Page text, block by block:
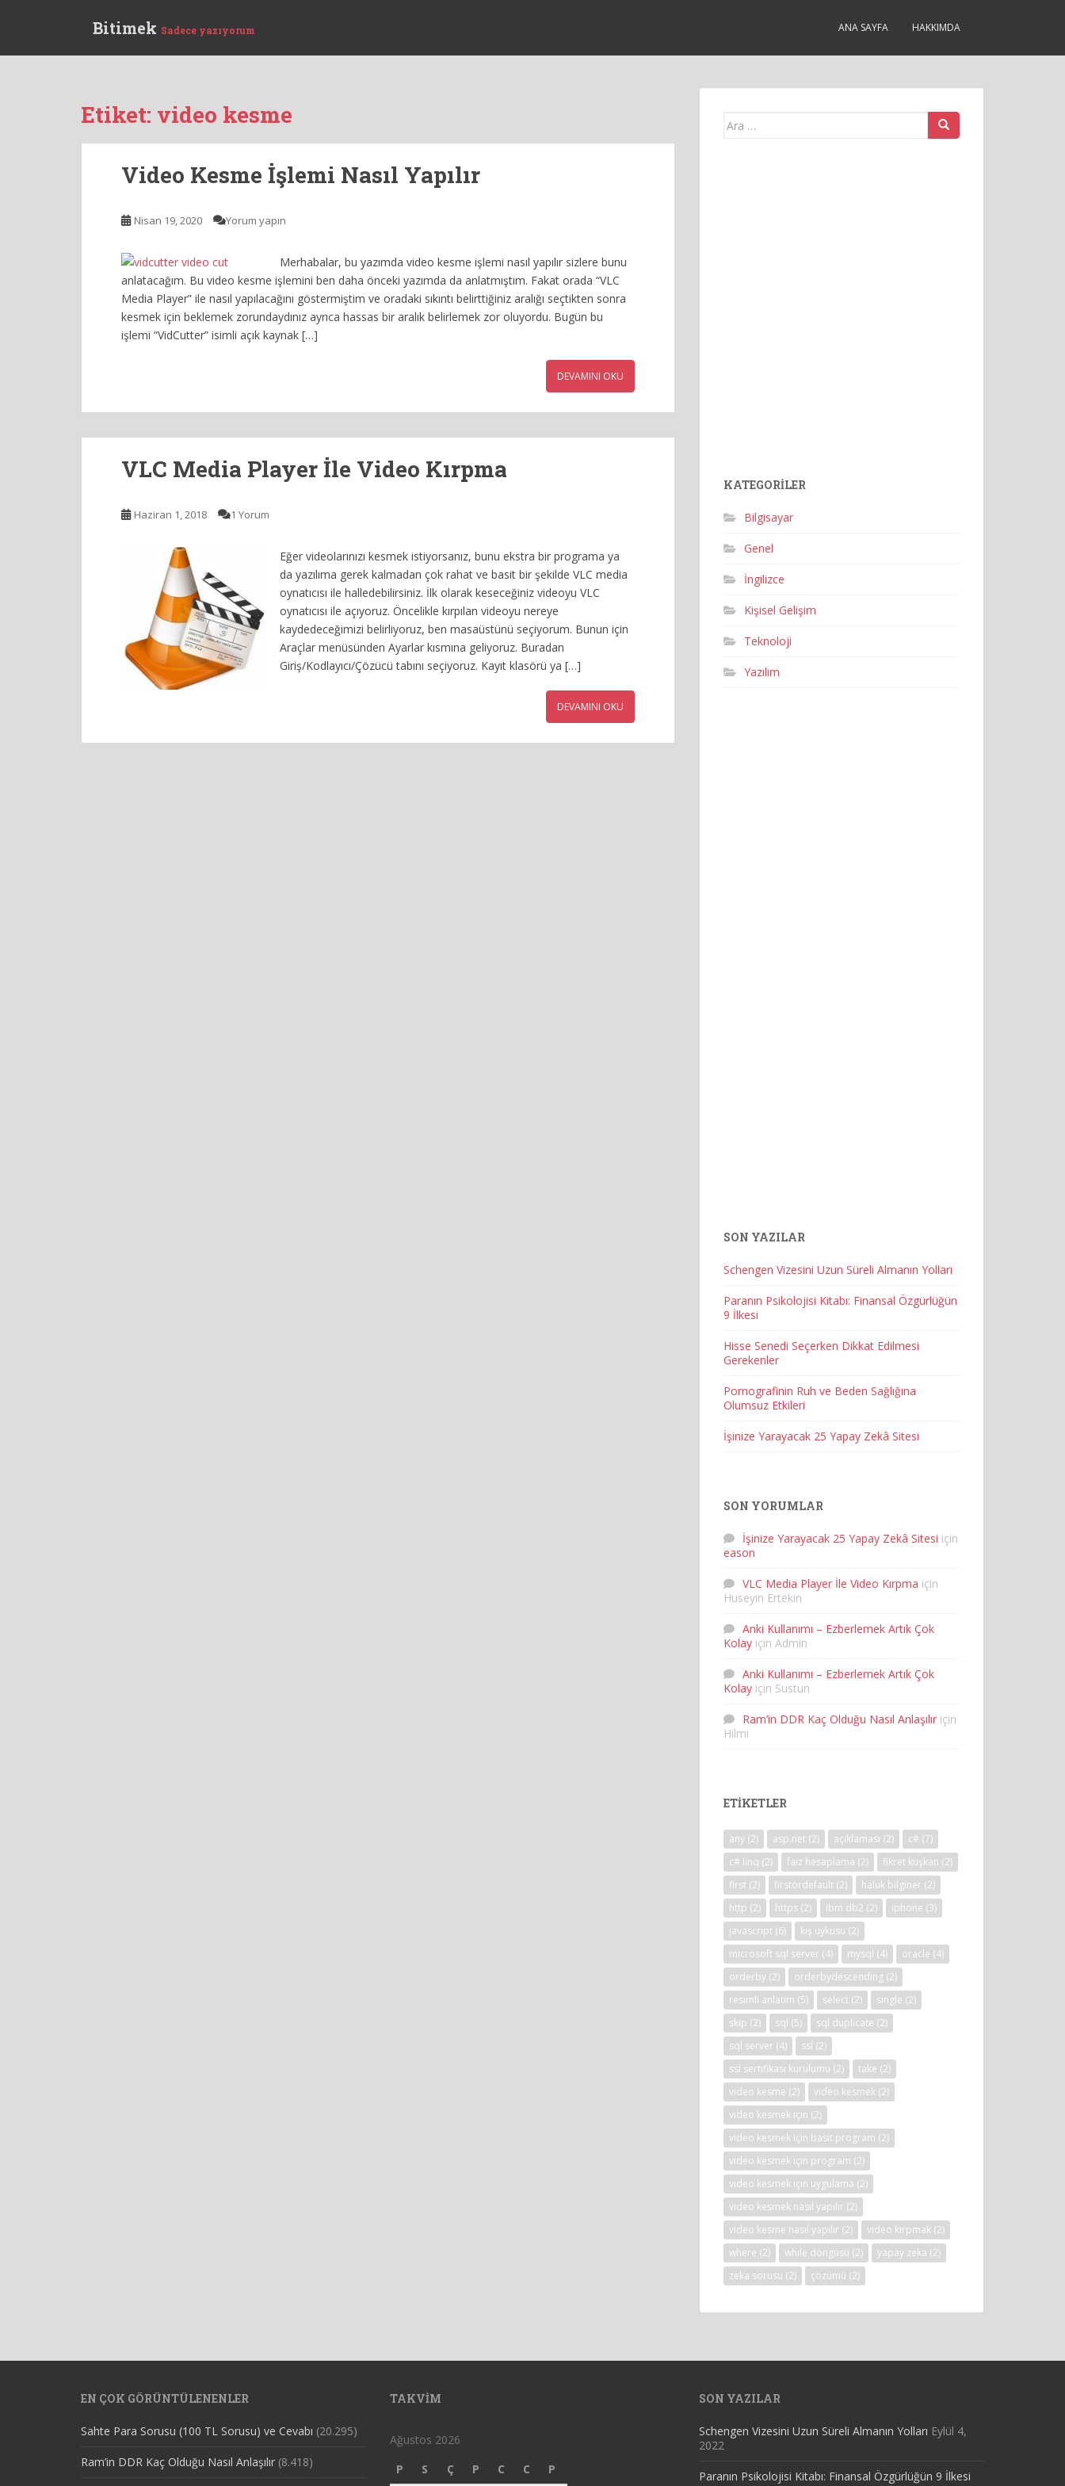
Bitimek Sadece yazıyorum ANA SAYFA HAKKIMDA
Etiket: video kesme
Video Kesme İşlemi Nasıl Yapılır
Nisan 19, 2020 Yorum yapın
Merhabalar, bu yazımda video kesme işlemi nasıl yapılır sizlere bunu
anlatacağım. Bu video kesme işlemini ben daha önceki yazımda da anlatmıştım. Fakat orada “VLC
Media Player” ile nasıl yapılacağını göstermiştim ve oradaki sıkıntı belirttiğiniz aralığı seçtikten sonra
kesmek için beklemek zorundaydınız ayrıca hassas bir aralık belirlemek zor oluyordu. Bugün bu
işlemi “VidCutter” isimli açık kaynak […]
DEVAMINI OKU
VLC Media Player İle Video Kırpma
Haziran 1, 2018 1 Yorum
Eğer videolarınızı kesmek istiyorsanız, bunu ekstra bir programa ya
da yazılıma gerek kalmadan çok rahat ve basit bir şekilde VLC media
oynatıcısı ile halledebilirsiniz. İlk olarak keseceğiniz videoyu VLC
oynatıcısı ile açıyoruz. Öncelikle kırpılan videoyu nereye
kaydedeceğimizi belirliyoruz, ben masaüstünü seçiyorum. Bunun için
Araçlar menüsünden Ayarlar kısmına geliyoruz. Buradan
Giriş/Kodlayıcı/Çözücü tabını seçiyoruz. Kayıt klasörü ya […]
DEVAMINI OKU
Arama
KATEGORILER
Bilgisayar
Genel
İngilizce
Kişisel Gelişim
Teknoloji
Yazılım
SON YAZILAR
Schengen Vizesini Uzun Süreli Almanın Yolları
Paranın Psikolojisi Kitabı: Finansal Özgürlüğün
9 İlkesi
Hisse Senedi Seçerken Dikkat Edilmesi
Gerekenler
Pornografinin Ruh ve Beden Sağlığına
Olumsuz Etkileri
İşinize Yarayacak 25 Yapay Zekâ Sitesi
SON YORUMLAR
İşinize Yarayacak 25 Yapay Zekâ Sitesi için
eason
VLC Media Player İle Video Kırpma için
Huseyin Ertekin
Anki Kullanımı – Ezberlemek Artık Çok
Kolay için Admin
Anki Kullanımı – Ezberlemek Artık Çok
Kolay için Sustun
Ram’in DDR Kaç Olduğu Nasıl Anlaşılır için
Hilmi
ETIKETLER
any (2) asp.net (2) açıklaması (2) c# (7)
c# linq (2) faiz hesaplama (2) fikret kuşkan (2)
first (2) firstordefault (2) haluk bilginer (2)
http (2) https (2) ibm db2 (2) iphone (3)
javascript (6) kış uykusu (2)
microsoft sql server (4) mysql (4) oracle (4)
orderby (2) orderbydescending (2)
resimli anlatım (5) select (2) single (2)
skip (2) sql (5) sql duplicate (2)
sql server (4) ssl (2)
ssl sertifikası kurulumu (2) take (2)
video kesme (2) video kesmek (2)
video kesmek için (2)
video kesmek için basit program (2)
video kesmek için program (2)
video kesmek için uygulama (2)
video kesmek nasıl yapılır (2)
video kesme nasıl yapılır (2) video kırpmak (2)
where (2) while döngüsü (2) yapay zeka (2)
zeka sorusu (2) çözümü (2)
EN ÇOK GÖRÜNTÜLENENLER
Sahte Para Sorusu (100 TL Sorusu) ve Cevabı (20.295)
Ram’in DDR Kaç Olduğu Nasıl Anlaşılır (8.418)
TAKVIM
Ağustos 2026
P
S Ç P C C P
SON YAZILAR
Schengen Vizesini Uzun Süreli Almanın Yolları Eylül 4,
2022
Paranın Psikolojisi Kitabı: Finansal Özgürlüğün 9 İlkesi